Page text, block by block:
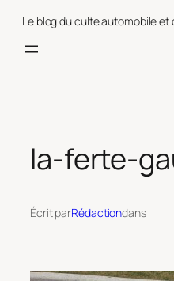
Le blog du culte automobile
la-ferte-
Écrit parRédactiondans